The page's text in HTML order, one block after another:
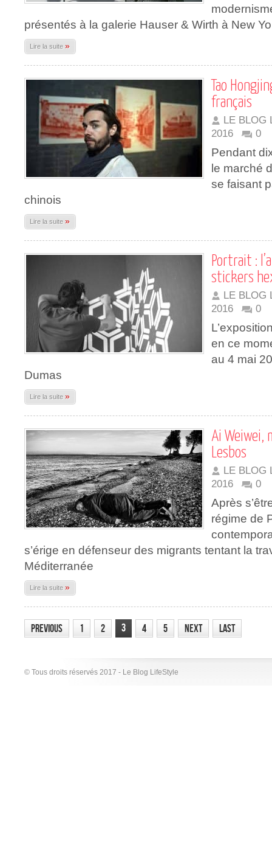
présentés à la galerie Hauser & Wirth à New
Lire la suite»
Tao
français
LE BLOG
2016
0
Pendant
le marché
se faisant
chinois
Lire la suite»
Portrait :
stickers
LE BLOG
2016
0
en ce
au 4 mai
Dumas
Lire la suite»
Ai Weiwei,
Lesbos
LE BLOG
2016
0
Après
régime de
s’érige en défenseur des migrants tentant la
Méditerranée
Lire la suite»
Previous 1 2 3 4 5 Next Last
© Tous droits réservés 2017 - Le Blog LifeStyle